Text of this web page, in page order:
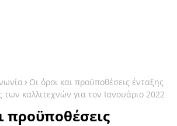
Οι όροι και προϋποθέσεις ένταξης
των καλλιτεχνών για τον Ιανουάριο 2022
προϋποθέσεις